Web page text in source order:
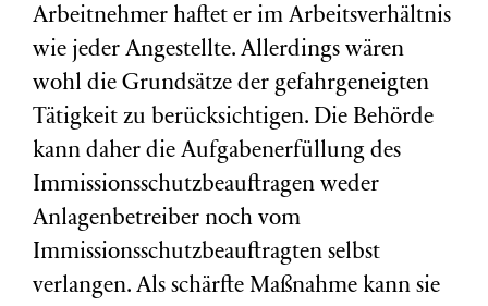
Arbeitnehmer haftet er im Arbeitsverhältnis
wie jeder Angestellte. Allerdings wären
wohl die Grundsätze der gefahrgeneigten
Tätigkeit zu berücksichtigen. Die Behörde
kann daher die Aufgabenerfüllung des
Immissionsschutzbeauftragen weder
Anlagenbetreiber noch vom
Immissionsschutzbeauftragten selbst
verlangen. Als schärfte Maßnahme kann sie